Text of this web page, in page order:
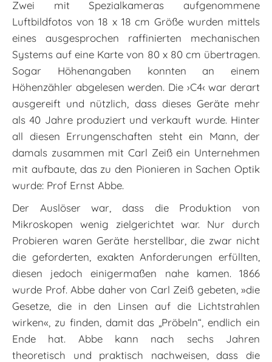
Zwei mit Spezialkameras aufgenommene
Luftbildfotos von 18 x 18 cm Größe wurden mittels
eines ausgesprochen raffinierten mechanischen
Systems auf eine Karte von 80 x 80 cm übertragen.
Sogar Höhenangaben konnten an einem
Höhenzähler abgelesen werden. Die ›C4‹ war derart
ausgereift und nützlich, dass dieses Geräte mehr
als 40 Jahre produziert und verkauft wurde. Hinter
all diesen Errungenschaften steht ein Mann, der
damals zusammen mit Carl Zeiß ein Unternehmen
mit aufbaute, das zu den Pionieren in Sachen Optik
wurde: Prof Ernst Abbe.
Der Auslöser war, dass die Produktion von
Mikroskopen wenig zielgerichtet war. Nur durch
Probieren waren Geräte herstellbar, die zwar nicht
die geforderten, exakten Anforderungen erfüllten,
diesen jedoch einigermaßen nahe kamen. 1866
wurde Prof. Abbe daher von Carl Zeiß gebeten, »die
Gesetze, die in den Linsen auf die Lichtstrahlen
wirken«, zu finden, damit das „Pröbeln“, endlich ein
Ende hat. Abbe kann nach sechs Jahren
theoretisch und praktisch nachweisen, dass die